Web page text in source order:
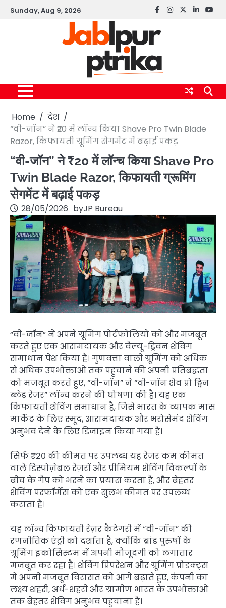
SkipSunday, Aug 9, 2026 Facebook
instagram
twitterlinkedin
Home
देश
“वी-जॉन” ने ₹20 में लॉन्च किया Shave Pro Twin Blade
Razor, किफायती ग्रूमिंग सेगमेंट में बढ़ाई पकड़
“वी-जॉन” ने ₹20 में लॉन्च किया Shave Pro
Twin Blade Razor, किफायती ग्रूमिंग
सेगमेंट में बढ़ाई पकड़
28/05/2026 byJP Bureau
“वी-जॉन” ने अपने ग्रूमिंग पोर्टफोलियो को और मजबूत
करते हुए एक आरामदायक और वैल्यू-ड्रिवन शेविंग
समाधान पेश किया है। गुणवत्ता वाली ग्रूमिंग को अधिक
से अधिक उपभोक्ताओं तक पहुंचाने की अपनी प्रतिबद्धता
को मजबूत करते हुए, “वी-जॉन” ने “वी-जॉन शेव प्रो ट्विन
ब्लेड रेज़र” लॉन्च करने की घोषणा की है। यह एक
किफायती शेविंग समाधान है, जिसे भारत के व्यापक मास
मार्केट के लिए स्मूद, आरामदायक और भरोसेमंद शेविंग
अनुभव देने के लिए डिजाइन किया गया है।
सिर्फ ₹20 की कीमत पर उपलब्ध यह रेज़र कम कीमत
वाले डिस्पोज़ेबल रेज़रों और प्रीमियम शेविंग विकल्पों के
बीच के गैप को भरने का प्रयास करता है, और बेहतर
शेविंग परफॉर्मेंस को एक सुलभ कीमत पर उपलब्ध
कराता है।
यह लॉन्च किफायती रेज़र कैटेगरी में “वी-जॉन” की
रणनीतिक एंट्री को दर्शाता है, क्योंकि ब्रांड पुरुषों के
ग्रूमिंग इकोसिस्टम में अपनी मौजूदगी को लगातार
मजबूत कर रहा है। शेविंग प्रिपरेशन और ग्रूमिंग प्रोडक्ट्स
में अपनी मजबूत विरासत को आगे बढ़ाते हुए, कंपनी का
लक्ष्य शहरी, अर्ध-शहरी और ग्रामीण भारत के उपभोक्ताओं
तक बेहतर शेविंग अनुभव पहुंचाना है।